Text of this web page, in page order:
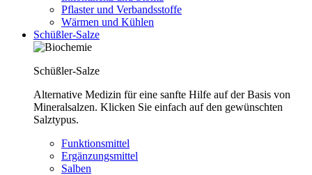
Pflaster und Verbandsstoffe
Wärmen und Kühlen
Schüßler-Salze
Schüßler-Salze
Alternative Medizin für eine sanfte Hilfe auf der Basis von
Mineralsalzen. Klicken Sie einfach auf den gewünschten
Salztypus.
Funktionsmittel
Ergänzungsmittel
Salben